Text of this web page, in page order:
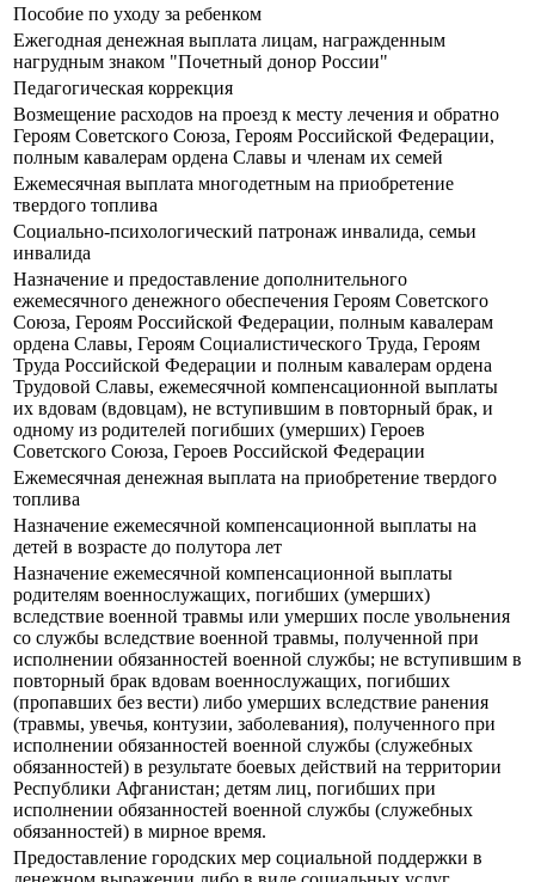
Пособие по уходу за ребенком
Ежегодная денежная выплата лицам, награжденным
нагрудным знаком "Почетный донор России"
Педагогическая коррекция
Возмещение расходов на проезд к месту лечения и обратно
Героям Советского Союза, Героям Российской Федерации,
полным кавалерам ордена Славы и членам их семей
Ежемесячная выплата многодетным на приобретение
твердого топлива
Социально-психологический патронаж инвалида, семьи
инвалида
Назначение и предоставление дополнительного
ежемесячного денежного обеспечения Героям Советского
Союза, Героям Российской Федерации, полным кавалерам
ордена Славы, Героям Социалистического Труда, Героям
Труда Российской Федерации и полным кавалерам ордена
Трудовой Славы, ежемесячной компенсационной выплаты
их вдовам (вдовцам), не вступившим в повторный брак, и
одному из родителей погибших (умерших) Героев
Советского Союза, Героев Российской Федерации
Ежемесячная денежная выплата на приобретение твердого
топлива
Назначение ежемесячной компенсационной выплаты на
детей в возрасте до полутора лет
Назначение ежемесячной компенсационной выплаты
родителям военнослужащих, погибших (умерших)
вследствие военной травмы или умерших после увольнения
со службы вследствие военной травмы, полученной при
исполнении обязанностей военной службы; не вступившим в
повторный брак вдовам военнослужащих, погибших
(пропавших без вести) либо умерших вследствие ранения
(травмы, увечья, контузии, заболевания), полученного при
исполнении обязанностей военной службы (служебных
обязанностей) в результате боевых действий на территории
Республики Афганистан; детям лиц, погибших при
исполнении обязанностей военной службы (служебных
обязанностей) в мирное время.
Предоставление городских мер социальной поддержки в